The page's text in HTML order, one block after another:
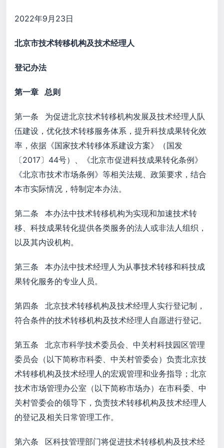
2022年9月23日
北京市技术转移机构及技术经理人
登记办法
第一章 总则
第一条 为促进北京技术转移机构发展及技术经理人队
伍建设，优化技术转移服务体系，提升科技成果转化效
率，依据《国家技术转移体系建设方案》（国发
〔2017〕44号）、《北京市促进科技成果转化条例》
《北京市技术市场条例》等相关法规、政策要求，结合
本市实际情况，特制定本办法。
第二条 本办法中技术转移机构为实现和加速技术转
移、科技成果转化提供各类服务的法人或非法人组织，
以及其内设机构。
第三条 本办法中技术经理人为从事技术转移和科技成
果转化服务的专业人员。
第四条 北京技术转移机构及技术经理人实行登记制，
符合条件的技术转移机构及技术经理人自愿进行登记。
第五条 北京市科学技术委员会、中关村科技园区管理
委员会（以下简称市科委、中关村管委会）负责北京技
术转移机构及技术经理人的宏观管理和业务指导；北京
技术市场管理办公室（以下简称市场办）在市科委、中
关村管委会的领导下，负责技术转移机构及技术经理人
的登记及相关日常管理工作。
第六条 区科技管理部门将促进技术转移机构及技术经